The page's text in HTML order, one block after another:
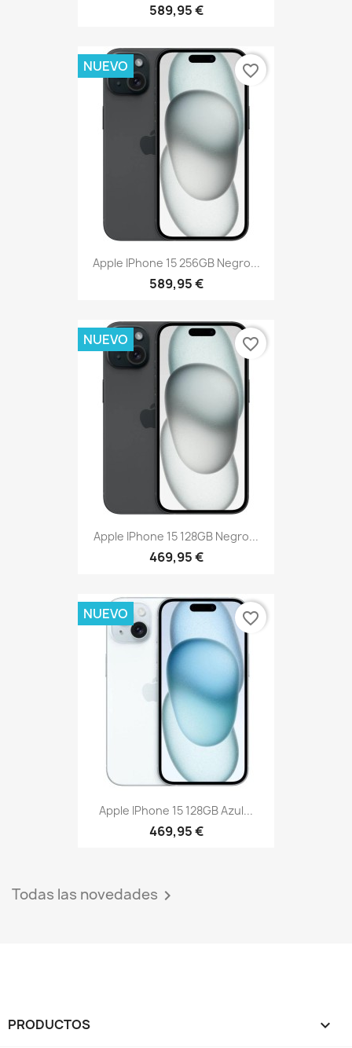
589,95 €
Apple IPhone 15 256GB Negro...
589,95 €
NUEVO favorite_border
Apple IPhone 15 128GB Negro...
469,95 €
NUEVO favorite_border
Apple IPhone 15 128GB Azul...
469,95 €
NUEVO favorite_border
Todas las novedades 
PRODUCTOS 